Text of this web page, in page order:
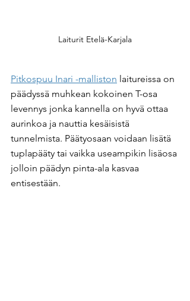
Laiturit Etelä-Karjala
Pitkospuu Inari -malliston laitureissa on
päädyssä muhkean kokoinen T-osa
levennys jonka kannella on hyvä ottaa
aurinkoa ja nauttia kesäisistä
tunnelmista. Päätyosaan voidaan lisätä
tuplapääty tai vaikka useampikin lisäosa
jolloin päädyn pinta-ala kasvaa
entisestään.